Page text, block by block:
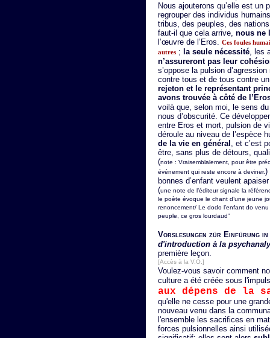
Nous ajouterons qu’elle est un
regrouper des individus
tribus, des peuples, des
faut-il que cela arrive, nous ne
l’œuvre de l’Eros. Ces foules
autres ; la seule nécessité, les
n’assureront pas leur
s’oppose la pulsion
contre tous et de tous contre
rejeton et le représentant
avons trouvée à côté de
voilà que, selon moi, le sens
nous d’obscurité. Ce
entre Eros et mort, pulsion de
déroule au niveau de l’espèce
de la vie en général , et c’est
être, sans plus de détours,
(note : Vraisemblalement, pour être
événement qui reste encore à deviner.)
bonnes d’enfant veulent
(une note de l’éditeur signale la
le poète évoque le chant d’une jeune
renoncement/ Le dodo l’enfant do
peuple, ce gros lourdaud”
Vorslesungen zür Einfürung in
d'introduction à la
première leçon.
[Accès à la V.O.]
Voulez-vous savoir comment
culture a été créée sous
aux dépens de la
qu'elle ne cesse pour une
nouveau venu dans la
l'ensemble les sacrifices en
forces pulsionnelles ainsi